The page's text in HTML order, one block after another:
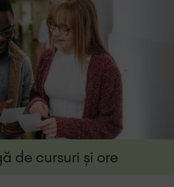
de cursuri și ore